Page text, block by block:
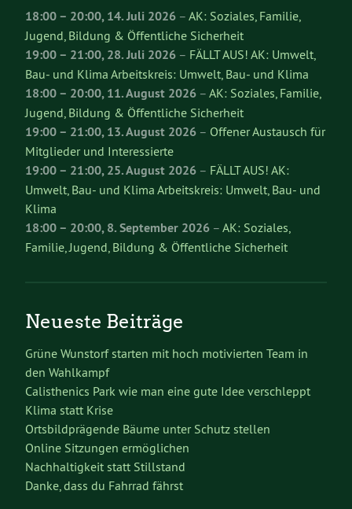
18:00– 20:00,14. Juli 2026 – AK: Soziales, Familie,
Jugend, Bildung & Öffentliche Sicherheit
19:00– 21:00,28. Juli 2026 – FÄLLT AUS! AK: Umwelt,
Bau- und Klima Arbeitskreis: Umwelt, Bau- und Klima
18:00– 20:00,11. August 2026 – AK: Soziales, Familie,
Jugend, Bildung & Öffentliche Sicherheit
19:00– 21:00,13. August 2026 – Offener Austausch für
Mitglieder und Interessierte
19:00– 21:00,25. August 2026 – FÄLLT AUS! AK:
Umwelt, Bau- und Klima Arbeitskreis: Umwelt, Bau- und
Klima
18:00– 20:00,8. September 2026 – AK: Soziales,
Familie, Jugend, Bildung & Öffentliche Sicherheit
Neueste Beiträge
Grüne Wunstorf starten mit hoch motivierten Team in
den Wahlkampf
Calisthenics Park wie man eine gute Idee verschleppt
Klima statt Krise
Ortsbildprägende Bäume unter Schutz stellen
Online Sitzungen ermöglichen
Nachhaltigkeit statt Stillstand
Danke, dass du Fahrrad fährst